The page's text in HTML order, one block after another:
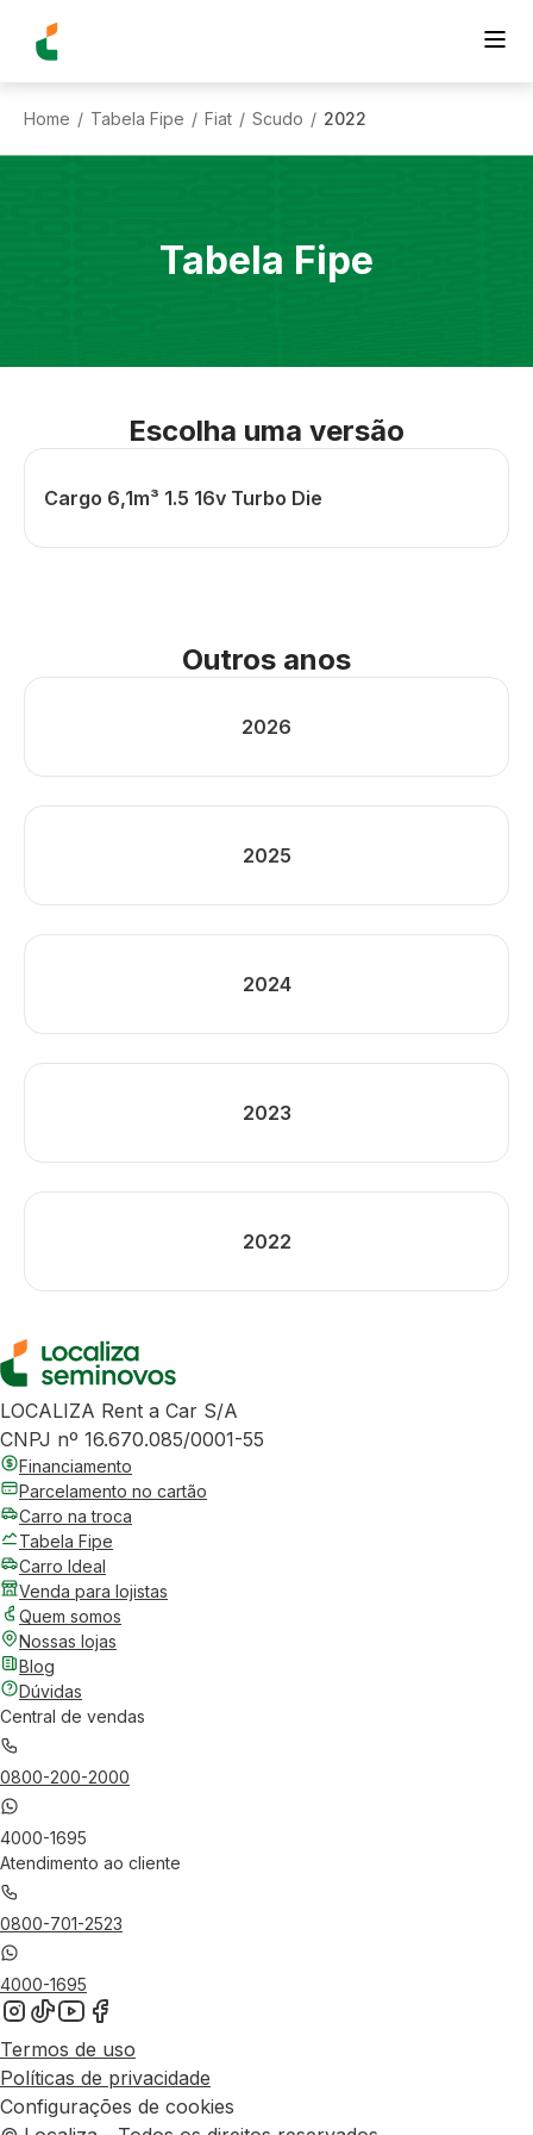
Home / Tabela Fipe / Fiat / Scudo / 2022
Tabela Fipe
Escolha uma versão
Cargo 6,1m³ 1.5 16v Turbo Die
Outros anos
2026
2025
2024
2023
2022
LOCALIZA Rent a Car S/A
CNPJ nº 16.670.085/0001-55
Financiamento
Parcelamento no cartão
Carro na troca
Tabela Fipe
Carro Ideal
Venda para lojistas
Quem somos
Nossas lojas
Blog
Dúvidas
Central de vendas
0800-200-2000
4000-1695
Atendimento ao cliente
0800-701-2523
4000-1695
Termos de uso
Políticas de privacidade
Configurações de cookies